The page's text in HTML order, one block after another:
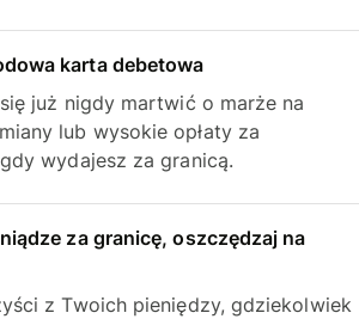
karta debetowa
już nigdy martwić o marże na
lub wysokie opłaty za
wydajesz za granicą.
za granicę, oszczędzaj na
z Twoich pieniędzy, gdziekolwiek